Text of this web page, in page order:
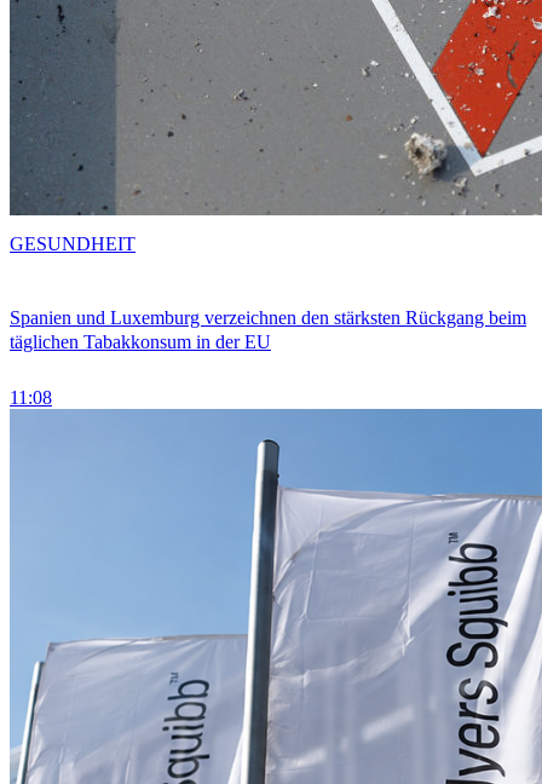
Spanien und Luxemburg verzeichnen den stärksten Rückgang beim
täglichen Tabakkonsum in der EU
11:08
GESUNDHEIT